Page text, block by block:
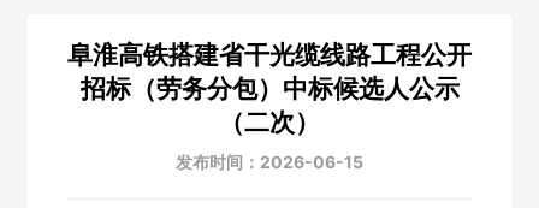
阜淮高铁搭建省干光缆线路工程公开
招标（劳务分包）中标候选人公示
（二次）
发布时间：2026-06-15